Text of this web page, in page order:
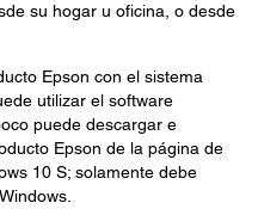
su hogar u oficina, o desde
Epson con el sistema
utilizar el software
puede descargar e
Epson de la página de
10 S; solamente debe